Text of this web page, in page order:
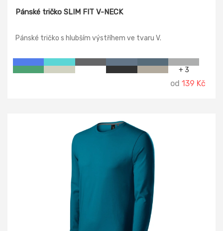
Pánské tričko SLIM FIT V-NECK
Pánské tričko s hlubším výstříhem ve tvaru V.
+ 3
od 139 Kč